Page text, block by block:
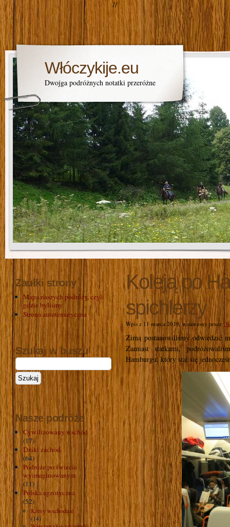
//
Włóczykije.eu
Dwojga podróżnych notatki przeróżne
Koleją po
spichlerzy
Wpis z 11 marca 2019, wstawiony przez
Zimą postanowiliśmy odwiedzić
Zamiast statkami,
Hamburgu, który stał się
Zaułki strony
Mapa naszych podróży, czyli
gdzie byliśmy
Strona autotematyczna
Szukaj w buszu
Nasze podróże
Cywilizowany wschód
(17)
Dziki zachód
(64)
Podróże po świecie
wyimaginowanym
(11)
Polska egzotyczna
(52)
Kresy wschodnie
(14)